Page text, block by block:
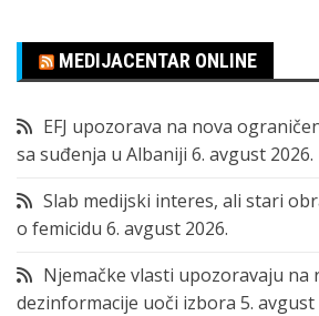
MEDIJACENTAR ONLINE
EFJ upozorava na nova
sa suđenja u Albaniji 6. avgust 2026.
Slab medijski interes, ali stari
o femicidu 6. avgust 2026.
Njemačke vlasti upozoravaju na
dezinformacije uoči izbora 5. avgust